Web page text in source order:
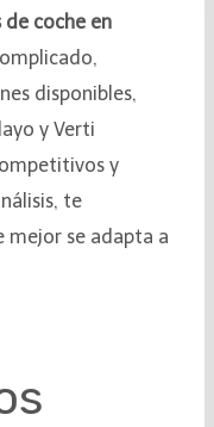
de coche en
disponibles,
y Verti
y
te
mejor se adapta a